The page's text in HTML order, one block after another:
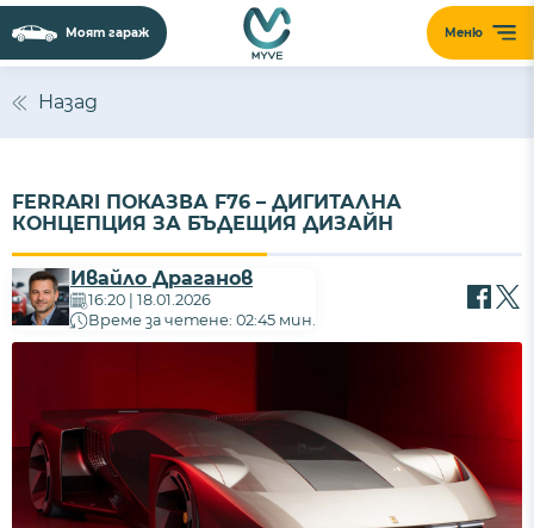
Меню
Моят гараж
Назад
FERRARI ПОКАЗВА F76 – ДИГИТАЛНА
КОНЦЕПЦИЯ ЗА БЪДЕЩИЯ ДИЗАЙН
Ивайло Драганов
16:20 | 18.01.2026
Време за четене: 02:45 мин.